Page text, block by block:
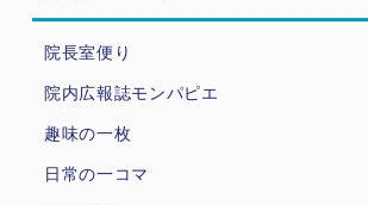
院長室便り
院内広報誌モンパピエ
趣味の一枚
日常の一コマ